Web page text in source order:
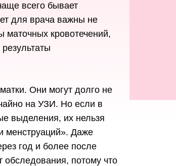
всего бывает
для врача важны не
маточных кровотечений,
Они могут долго не
на УЗИ. Но если в
выделения, их нельзя
менструаций». Даже
год и более после
обследования, потому что